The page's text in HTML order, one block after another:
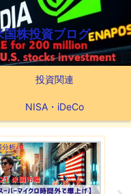
国株投資ブログ
投資関連
NISA・iDeCo
分析